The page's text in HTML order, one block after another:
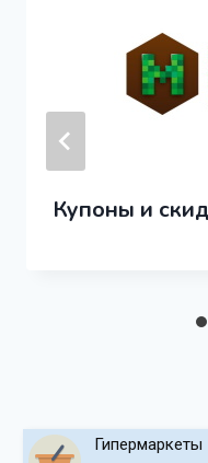
Купоны и
Гипермаркеты